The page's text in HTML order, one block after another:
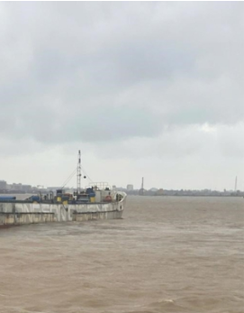
thao
giao thông
giao thông